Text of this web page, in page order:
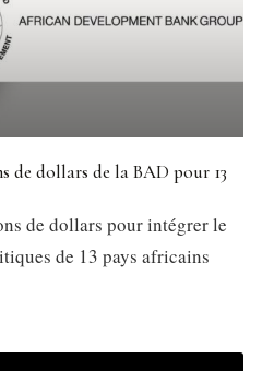
de dollars de la BAD pour 13
de dollars pour intégrer le
de 13 pays africains